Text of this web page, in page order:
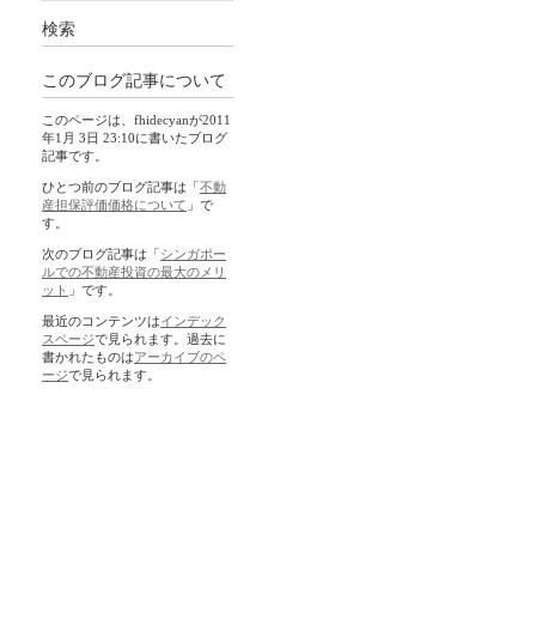
検索
このブログ記事について
このページは、fhidecyanが2011
年1月 3日 23:10に書いたブログ
記事です。
ひとつ前のブログ記事は「 不動
産担保評価価格について 」で
す。
次のブログ記事は「 シンガポー
ルでの不動産投資の最大のメリ
ット 」です。
最近のコンテンツはインデック
スページで見られます。過去に
書かれたものはアーカイブのペ
ージで見られます。